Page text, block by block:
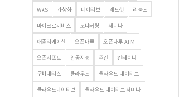
WAS 가상화 네이티브 레드햇 리눅스
마이크로서비스 모니터링 세미나
애플리케이션 오픈마루 오픈마루 APM
오픈시프트 인공지능 주간 컨테이너
쿠버네티스 클라우드 클라우드 네이티브
클라우드네이티브 클라우드 네이티브 세미나